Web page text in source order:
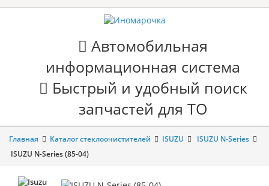
Автомобильная
информационная система
Быстрый и удобный поиск
запчастей для ТО
Главная Каталог стеклоочистителей ISUZU
ISUZU N-Series
ISUZU N-Series (85-04)